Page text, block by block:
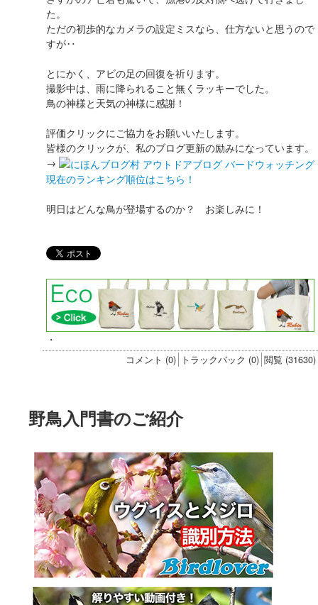
た。
ただの初歩的なカメラの設定ミスなら、仕方ないと思うので
すが‥
とにかく、アビの足の回復を祈ります。
撮影中は、雨に降られること無くラッキーでした。
鳥の神様と天気の神様に感謝！
評価クリックにご協力をお願いいたします。
皆様のクリックが、私のブログ更新の励みになっています。
→
現在のランキング順位はこちら！
明日はどんな鳥が登場するのか？ お楽しみに！
・
コメント (0) トラックバック (0) 閲覧 (31630)
野鳥入門書のご紹介